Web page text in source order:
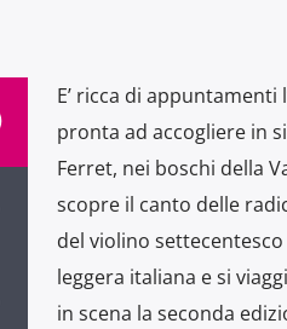
E’ ricca di
pronta ad accogliere in
Ferret, nei boschi della
scopre il canto delle
del violino
leggera italiana e si
in scena la seconda